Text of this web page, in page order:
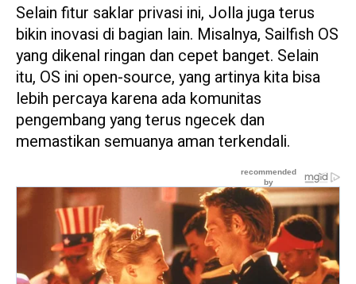
Selain fitur saklar privasi ini, Jolla juga terus
bikin inovasi di bagian lain. Misalnya, Sailfish OS
yang dikenal ringan dan cepet banget. Selain
itu, OS ini open-source, yang artinya kita bisa
lebih percaya karena ada komunitas
pengembang yang terus ngecek dan
memastikan semuanya aman terkendali.